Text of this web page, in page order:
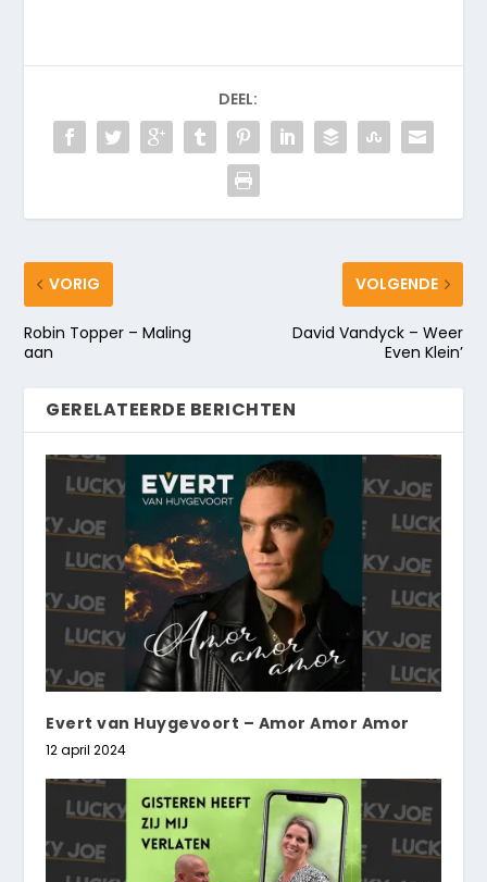
DEEL:
VORIG
Robin Topper – Maling
aan
VOLGENDE
David Vandyck – Weer
Even Klein’
GERELATEERDE BERICHTEN
Evert van Huygevoort – Amor Amor Amor
12 april 2024